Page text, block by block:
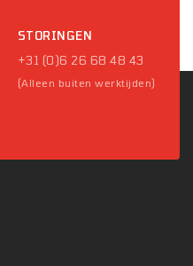
STORINGEN
+31 (0)6 26 68 48 43
(Alleen buiten werktijden)